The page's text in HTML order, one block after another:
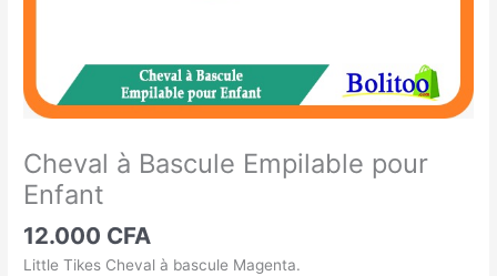
Cheval à Bascule Empilable pour
Enfant
12.000 CFA
Little Tikes Cheval à bascule Magenta.